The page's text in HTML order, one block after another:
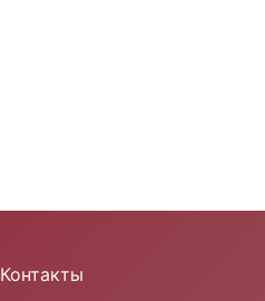
Контакты